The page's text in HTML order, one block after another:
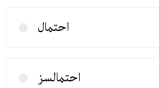
احتمال
احتمالسز